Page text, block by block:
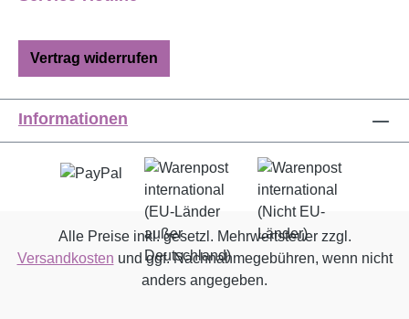
Vertrag widerrufen
Informationen
Alle Preise inkl. gesetzl. Mehrwertsteuer zzgl.
Versandkosten und ggf. Nachnahmegebühren, wenn nicht
anders angegeben.